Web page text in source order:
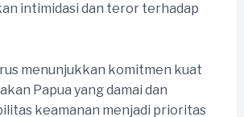
intimidasi dan teror terhadap
menunjukkan komitmen kuat
Papua yang damai dan
keamanan menjadi prioritas